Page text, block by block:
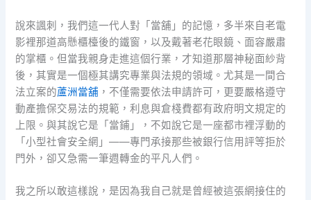
說來諷刺，我們這一代人對「當舖」的記憶，多半來自老電
影裡那道高懸櫃檯後的鐵窗，以及戴著老花眼鏡、面容嚴肅
的掌櫃。但當我親身走進這個行業，才知道那層神秘面紗背
後，其實是一個極其講究專業與法規的領域。尤其是一間合
法立案的蘆洲當舖 ，不僅需要依法申請許可，更要嚴格遵守
動產擔保交易法的規範，利息與倉棧費都有政府明文規定的
上限。與其說它是「當鋪」，不如說它是一座都市裡浮動的
「小型社會安全網」——專門承接那些被銀行信用評等拒於
門外，卻又急需一筆週轉金的平凡人們。
我之所以敢這樣說，是因為我自己就是曾經被這張網接住的